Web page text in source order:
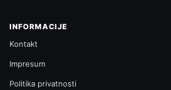
INFORMACIJE
Kontakt
Impresum
Politika privatnosti